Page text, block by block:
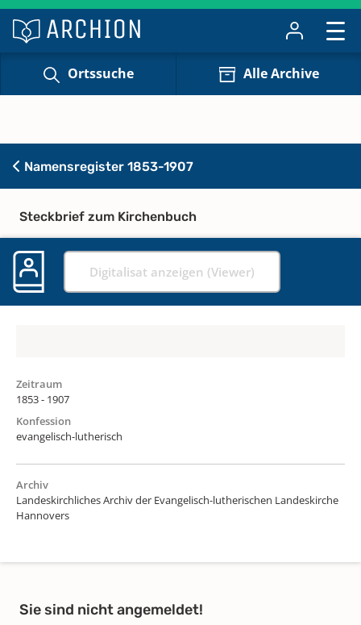
Ortssuche Alle Archive
Namensregister 1853-1907
Steckbrief zum Kirchenbuch
Digitalisat anzeigen (Viewer)
Zeitraum
1853 - 1907
Konfession
evangelisch-lutherisch
Archiv
Landeskirchliches Archiv der Evangelisch-lutherischen Landeskirche
Hannovers
Sie sind nicht angemeldet!